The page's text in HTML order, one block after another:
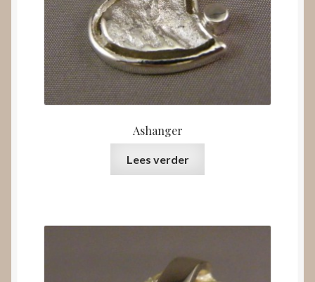
Ashanger
Lees verder